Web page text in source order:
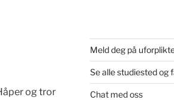
og tror
Meld deg på
Se alle studiested og
Chat med oss